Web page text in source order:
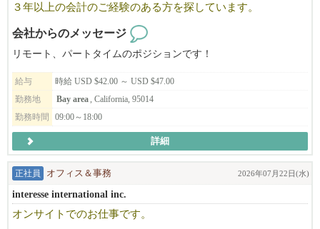
NAŌRUで働く魅力
・時給$30〜（経験・能力により優遇）
・トップスタイリストMiki（中医学博士）から直接学べる環境
・東洋医学・筋膜・経絡理論を取り入れた、他にはない技術が身
につきます
・柔軟なシフト制・日本語が通じる安心の職場
・少人数で落ち着いた、アットホームな雰囲気
▼ご応募はこちら
日本語でMIKIまでご連絡ください！
NAO'RU Beauty Salon
Tel: 408-309-9557 (テキストOK)
Address: 1082 E El Camino Rl. #4, Sunnyvale, CA 94087
３年以上の会計のご経験のある方を探しています。
会社からのメッセージ
リモート、パートタイムのポジションです！
給与
時給 USD $42.00 ～ USD $47.00
勤務地
Bay area, California, 95014
勤務時間
09:00～18:00
詳細
正社員 オフィス＆事務 2026年07月22日(水)
interesse international inc.
オンサイトでのお仕事です。